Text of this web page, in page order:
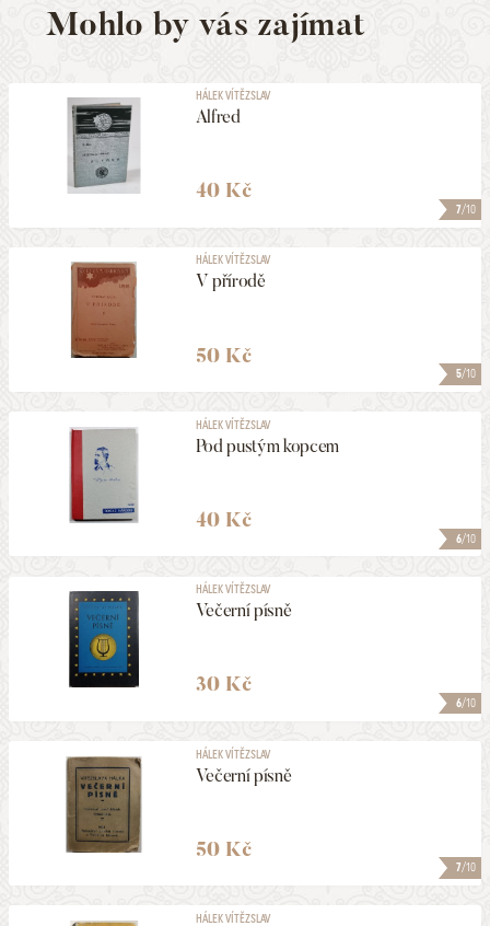
Mohlo by vás zajímat
7/10
HÁLEK VÍTĚZSLAV
Alfred
40 Kč
5/10
HÁLEK VÍTĚZSLAV
V přírodě
50 Kč
6/10
HÁLEK VÍTĚZSLAV
Pod pustým kopcem
40 Kč
6/10
HÁLEK VÍTĚZSLAV
Večerní písně
30 Kč
7/10
HÁLEK VÍTĚZSLAV
Večerní písně
50 Kč
HÁLEK VÍTĚZSLAV